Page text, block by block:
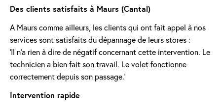
Des clients satisfaits à Maurs (Cantal)
A Maurs comme ailleurs, les clients qui ont fait appel à nos
services sont satisfaits du dépannage de leurs stores :
'Il n’a rien à dire de négatif concernant cette intervention. Le
technicien a bien fait son travail. Le volet fonctionne
correctement depuis son passage.'
Intervention rapide